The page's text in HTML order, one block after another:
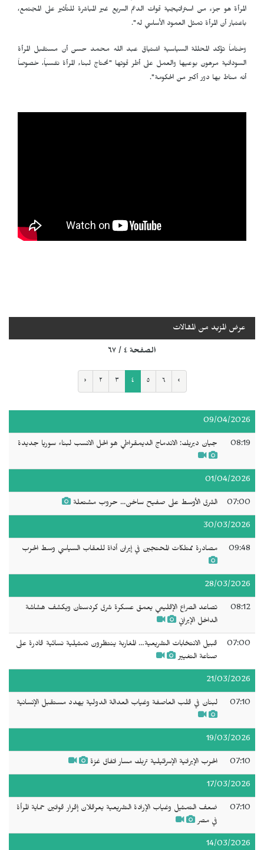
المرأة هو جزء من استراتيجية قوات الدعم السريع غير المباشرة للتأثير على المجتمع،
باعتبار أن المرأة تمثل العمود الأساسي له".
وختاماً تؤكد المحللة السياسية اشتياق عبد الله محمد حسن أن مستقبل المرأة
السودانية مرهون بوعيها والعمل على أطر قوتها "نحتاج لبناء المرأة نفسياً، خصوصاً
أنه مناط بها دور أكبر من الحكومة".
عرض المزيد من المقالات
الصفحة ٤ / ٦٧
‹ ٢ ٣ ٤ ٥ ٦ ›
09/04/2026
08:19 جيان ديريك: الاندماج الديمقراطي هو الحل الانسب لبناء سوريا جديدة
01/04/2026
07:00 الشرق الأوسط على صفيح ساخن... حروب مشتعلة
30/03/2026
09:48 مصادرة ممتلكات المحتجين في إيران أداة للعقاب السياسي وسط الحرب
28/03/2026
08:12
تصاعد الصراع الإقليمي يعمق عسكرة شرق كردستان ويكشف هشاشة
الداخل الإيراني
07:00
قبيل الانتخابات التشريعية… المغاربة ينتظرون تمثيلية نسائية قادرة على
صناعة التغيير
21/03/2026
07:10 لبنان في قلب العاصفة وغياب العدالة الدولية يهدد مستقبل الإنسانية
19/03/2026
07:10 الحرب الإيرانية الإسرائيلية تربك مسار اتفاق غزة
17/03/2026
07:10
ضعف التمثيل وغياب الإرادة التشريعية يعرقلان إقرار قوانين حماية المرأة
في مصر
14/03/2026